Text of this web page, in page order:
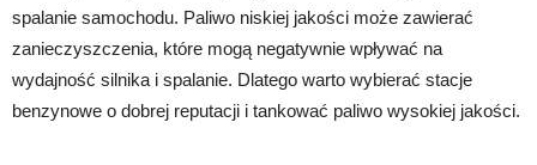
spalanie samochodu. Paliwo niskiej jakości może zawierać
zanieczyszczenia, które mogą negatywnie wpływać na
wydajność silnika i spalanie. Dlatego warto wybierać stacje
benzynowe o dobrej reputacji i tankować paliwo wysokiej jakości.